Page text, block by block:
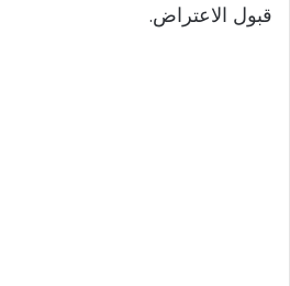
قبول الاعتراض.